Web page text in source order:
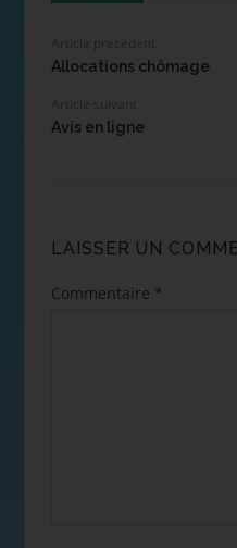
Allocations chômage
Avis en ligne
LAISSER UN
Commentaire *